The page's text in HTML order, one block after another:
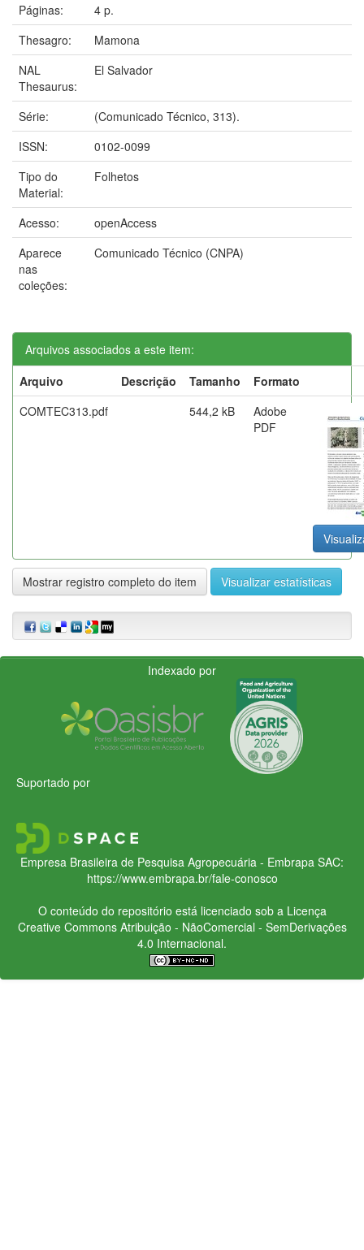
Páginas:
4 p.
Thesagro:
Mamona
NAL
Thesaurus:
El Salvador
Série:
(Comunicado Técnico, 313).
ISSN:
0102-0099
Tipo do
Material:
Folhetos
Acesso:
openAccess
Aparece
nas
coleções:
Comunicado Técnico (CNPA)
Arquivos associados a este item:
Arquivo
Descrição Tamanho
Formato
COMTEC313.pdf
544,2 kB
Adobe
PDF
Mostrar registro completo do item Visualizar estatísticas
Indexado por
Suportado por
Empresa Brasileira de Pesquisa Agropecuária - Embrapa SAC:
https://www.embrapa.br/fale-conosco
O conteúdo do repositório está licenciado sob a Licença
Creative CommonsAtribuição - NãoComercial - SemDerivações
4.0 Internacional.